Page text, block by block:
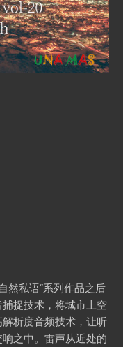
然私语”系列作品之后
捉技术，将城市上空
析度音频技术，让听
之中。雷声从近处的